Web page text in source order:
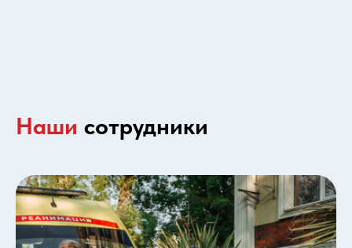
Наши сотрудники